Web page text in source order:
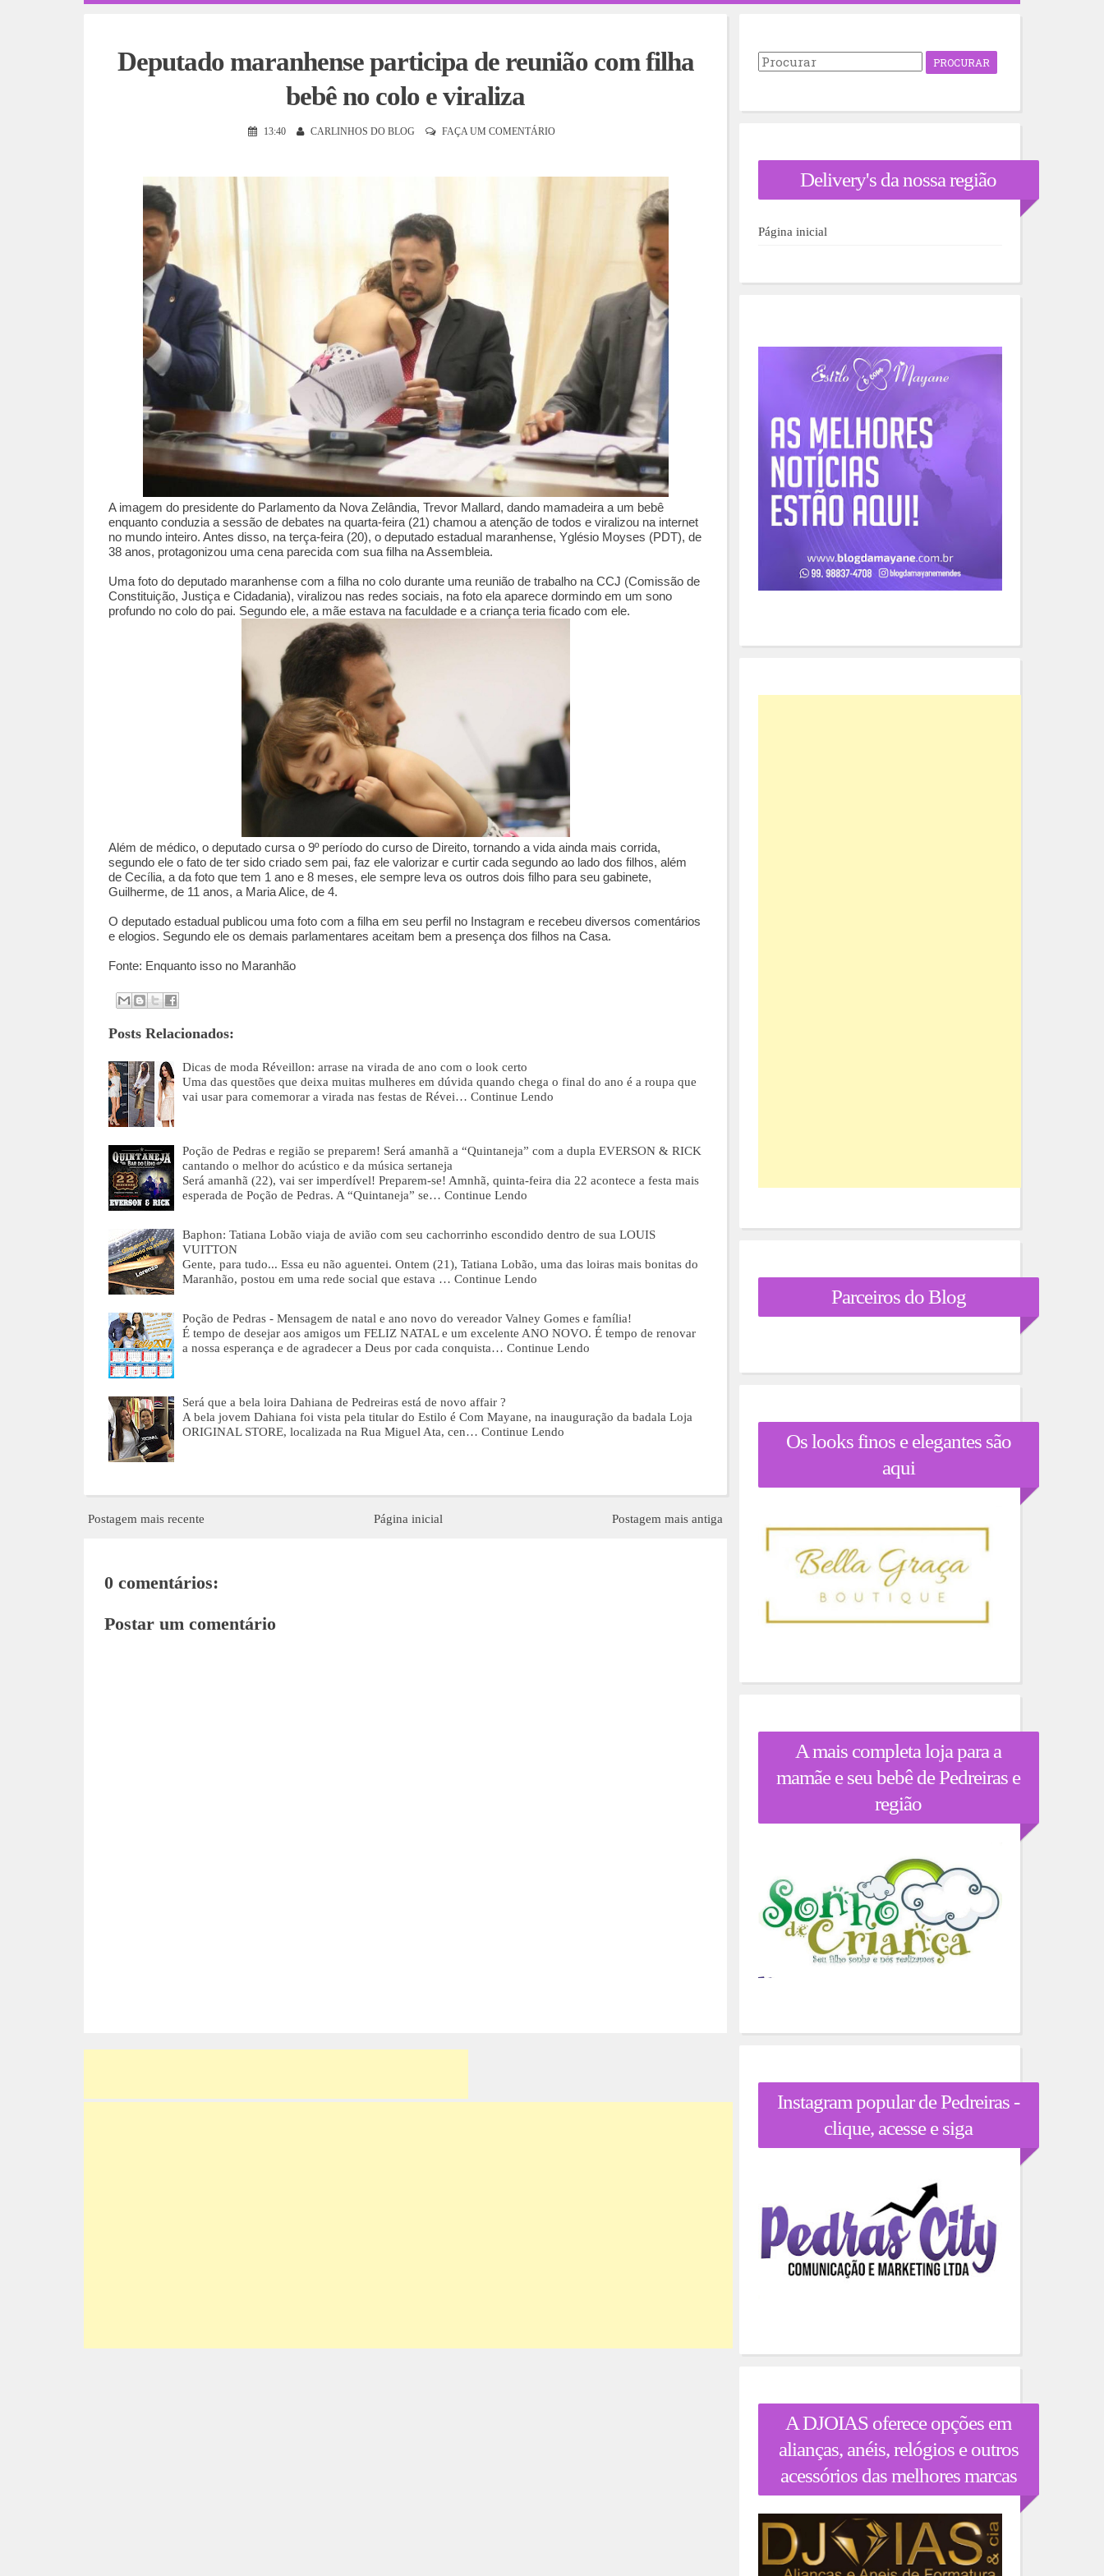
Deputado maranhense participa de reunião com filha
bebê no colo e viraliza
13:40 CARLINHOS DO BLOG FAÇA UM COMENTÁRIO
A imagem do presidente do Parlamento da Nova Zelândia, Trevor Mallard, dando mamadeira a um bebê
enquanto conduzia a sessão de debates na quarta-feira (21) chamou a atenção de todos e viralizou na internet
no mundo inteiro. Antes disso, na terça-feira (20), o deputado estadual maranhense, Yglésio Moyses (PDT), de
38 anos, protagonizou uma cena parecida com sua filha na Assembleia.
Uma foto do deputado maranhense com a filha no colo durante uma reunião de trabalho na CCJ (Comissão de
Constituição, Justiça e Cidadania), viralizou nas redes sociais, na foto ela aparece dormindo em um sono
profundo no colo do pai. Segundo ele, a mãe estava na faculdade e a criança teria ficado com ele.
Além de médico, o deputado cursa o 9º período do curso de Direito, tornando a vida ainda mais corrida,
segundo ele o fato de ter sido criado sem pai, faz ele valorizar e curtir cada segundo ao lado dos filhos, além
de Cecília, a da foto que tem 1 ano e 8 meses, ele sempre leva os outros dois filho para seu gabinete,
Guilherme, de 11 anos, a Maria Alice, de 4.
O deputado estadual publicou uma foto com a filha em seu perfil no Instagram e recebeu diversos comentários
e elogios. Segundo ele os demais parlamentares aceitam bem a presença dos filhos na Casa.
Fonte: Enquanto isso no Maranhão
Posts Relacionados:
Dicas de moda Réveillon: arrase na virada de ano com o look certo
Uma das questões que deixa muitas mulheres em dúvida quando chega o final do ano é a roupa que
vai usar para comemorar a virada nas festas de Révei… Continue Lendo
Poção de Pedras e região se preparem! Será amanhã a “Quintaneja” com a dupla EVERSON & RICK
cantando o melhor do acústico e da música sertaneja
Será amanhã (22), vai ser imperdível! Preparem-se! Amnhã, quinta-feira dia 22 acontece a festa mais
esperada de Poção de Pedras. A “Quintaneja” se… Continue Lendo
Baphon: Tatiana Lobão viaja de avião com seu cachorrinho escondido dentro de sua LOUIS
VUITTON
Gente, para tudo... Essa eu não aguentei. Ontem (21), Tatiana Lobão, uma das loiras mais bonitas do
Maranhão, postou em uma rede social que estava … Continue Lendo
Poção de Pedras - Mensagem de natal e ano novo do vereador Valney Gomes e família!
É tempo de desejar aos amigos um FELIZ NATAL e um excelente ANO NOVO. É tempo de renovar
a nossa esperança e de agradecer a Deus por cada conquista… Continue Lendo
Será que a bela loira Dahiana de Pedreiras está de novo affair ?
A bela jovem Dahiana foi vista pela titular do Estilo é Com Mayane, na inauguração da badala Loja
ORIGINAL STORE, localizada na Rua Miguel Ata, cen… Continue Lendo
Postagem mais recente Postagem mais antiga
Página inicial
0 comentários:
Postar um comentário
P
r
r
Delivery's da nossa região
Página inicial
Parceiros do Blog
Os looks finos e elegantes são
aqui
A mais completa loja para a
mamãe e seu bebê de Pedreiras e
região
Instagram popular de Pedreiras -
clique, acesse e siga
A DJOIAS oferece opções em
alianças, anéis, relógios e outros
acessórios das melhores marcas